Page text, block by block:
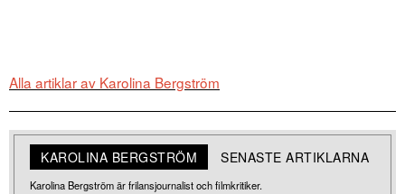
Alla artiklar av Karolina Bergström
KAROLINA BERGSTRÖM SENASTE ARTIKLARNA
Karolina Bergström är frilansjournalist och filmkritiker.